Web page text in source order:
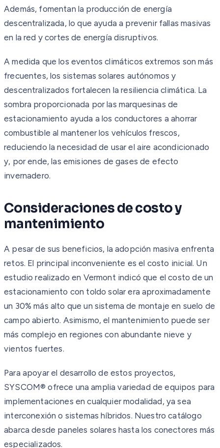
Además, fomentan la producción de energía
descentralizada, lo que ayuda a prevenir fallas masivas
en la red y cortes de energía disruptivos.
A medida que los eventos climáticos extremos son más
frecuentes, los sistemas solares autónomos y
descentralizados fortalecen la resiliencia climática. La
sombra proporcionada por las marquesinas de
estacionamiento ayuda a los conductores a ahorrar
combustible al mantener los vehículos frescos,
reduciendo la necesidad de usar el aire acondicionado
y, por ende, las emisiones de gases de efecto
invernadero.
Consideraciones de costo y
mantenimiento
A pesar de sus beneficios, la adopción masiva enfrenta
retos. El principal inconveniente es el costo inicial. Un
estudio realizado en Vermont indicó que el costo de un
estacionamiento con toldo solar era aproximadamente
un 30% más alto que un sistema de montaje en suelo de
campo abierto. Asimismo, el mantenimiento puede ser
más complejo en regiones con abundante nieve y
vientos fuertes.
Para apoyar el desarrollo de estos proyectos,
SYSCOM® ofrece una amplia variedad de equipos para
implementaciones en cualquier modalidad, ya sea
interconexión o sistemas híbridos. Nuestro catálogo
abarca desde paneles solares hasta los conectores más
especializados.